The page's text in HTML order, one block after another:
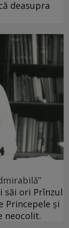
deasupra
săi ori Prînzul
Princepele și
neocolit.